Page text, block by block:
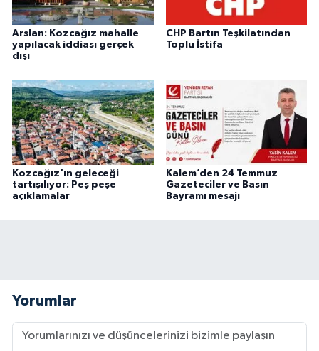
Arslan: Kozcağız mahalle
yapılacak iddiası gerçek
dışı
CHP Bartın Teşkilatından
Toplu İstifa
Kozcağız'ın geleceği
tartışılıyor: Peş peşe
açıklamalar
Kalem’den 24 Temmuz
Gazeteciler ve Basın
Bayramı mesajı
Yorumlar